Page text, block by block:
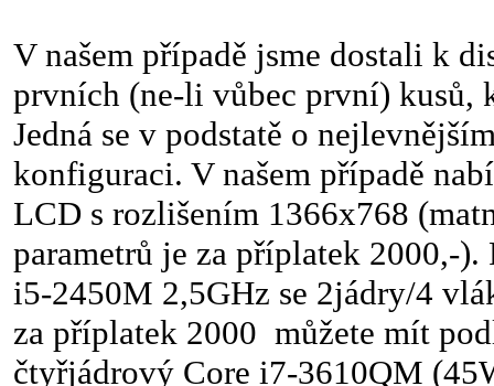
V našem případě jsme dostali k
prvních (ne-li vůbec první) kusů,
Jedná se v podstatě o
konfiguraci. V našem případě
LCD s rozlišením 1366x768
parametrů je za příplatek 2000,-).
i5-2450M 2,5GHz se 2jádry/4
za příplatek 2000 můžete mít
čtyřjádrový Core i7-3610QM